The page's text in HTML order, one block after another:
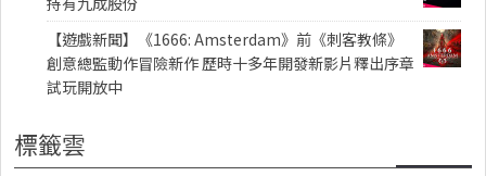
【遊戲新聞】《1666: Amsterdam》前《刺客教條》
創意總監動作冒險新作 歷時十多年開發新影片釋出序章
試玩開放中
標籤雲